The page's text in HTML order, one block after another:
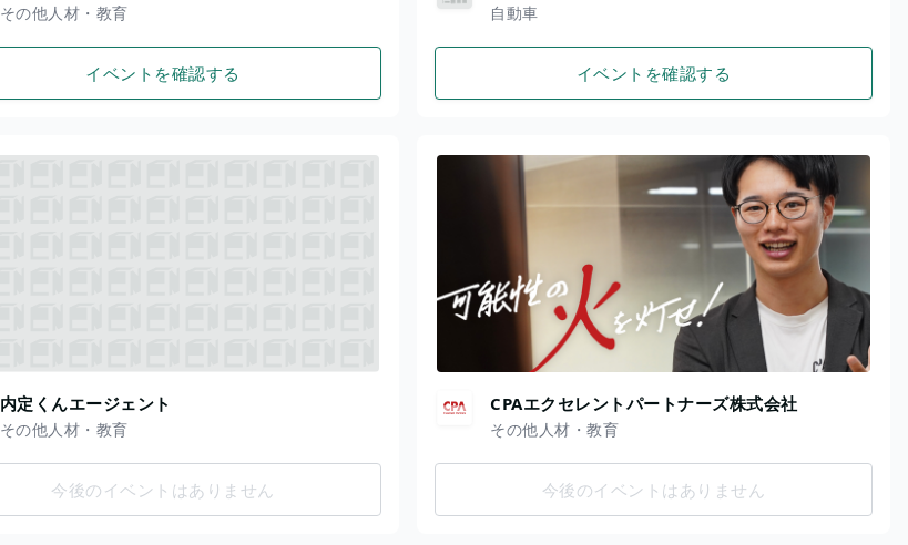
その他人材・教育
イベントを確認する
自動車
イベントを確認する
内定くんエージェント
その他人材・教育
今後のイベントはありません
CPAエクセレントパートナーズ株式会社
その他人材・教育
今後のイベントはありません